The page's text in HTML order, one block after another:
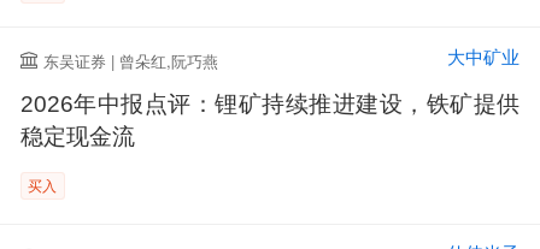
东吴证券 | 曾朵红,阮巧燕 大中矿业
2026年中报点评：锂矿持续推进建设，铁矿提供
稳定现金流
买入